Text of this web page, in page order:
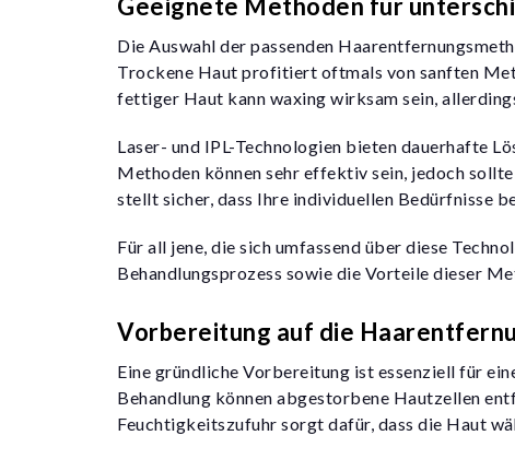
Die Auswahl der passenden
Trockene Haut profitiert oftmals von sanften
fettiger Haut kann waxing wirksam sein,
Laser- und IPL-Technologien bieten dauerhafte
Methoden können sehr effektiv sein, jedoch
stellt sicher, dass Ihre individuellen Bedürfnisse
Für all jene, die sich umfassend über diese
Behandlungsprozess sowie die Vorteile dieser
Vorbereitung auf die
Eine gründliche Vorbereitung ist essenziell für
Behandlung können abgestorbene Hautzellen
Feuchtigkeitszufuhr sorgt dafür, dass die Haut